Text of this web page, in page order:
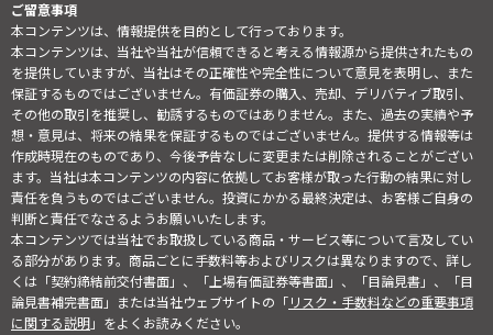
ご留意事項
本コンテンツは、情報提供を目的として行っております。
本コンテンツは、当社や当社が信頼できると考える情報源から提供されたもの
を提供していますが、当社はその正確性や完全性について意見を表明し、また
保証するものではございません。有価証券の購入、売却、デリバティブ取引、
その他の取引を推奨し、勧誘するものではありません。また、過去の実績や予
想・意見は、将来の結果を保証するものではございません。提供する情報等は
作成時現在のものであり、今後予告なしに変更または削除されることがござい
ます。当社は本コンテンツの内容に依拠してお客様が取った行動の結果に対し
責任を負うものではございません。投資にかかる最終決定は、お客様ご自身の
判断と責任でなさるようお願いいたします。
本コンテンツでは当社でお取扱している商品・サービス等について言及してい
る部分があります。商品ごとに手数料等およびリスクは異なりますので、詳し
くは「契約締結前交付書面」、「上場有価証券等書面」、「目論見書」、「目
論見書補完書面」または当社ウェブサイトの「リスク・手数料などの重要事項
に関する説明」をよくお読みください。